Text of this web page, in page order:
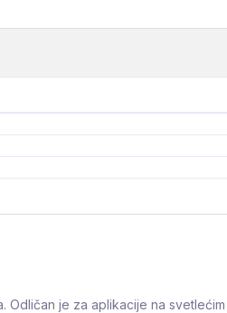
je za aplikacije na